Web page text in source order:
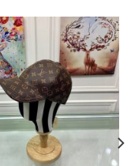
Add to
wishlist